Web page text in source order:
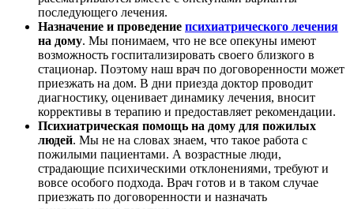
последующего лечения.
Назначение и проведение психиатрического лечения
на дому. Мы понимаем, что не все опекуны имеют
возможность госпитализировать своего близкого в
стационар. Поэтому наш врач по договоренности может
приезжать на дом. В дни приезда доктор проводит
диагностику, оценивает динамику лечения, вносит
коррективы в терапию и предоставляет рекомендации.
Психиатрическая помощь на дому для пожилых
людей. Мы не на словах знаем, что такое работа с
пожилыми пациентами. А возрастные люди,
страдающие психическими отклонениями, требуют и
вовсе особого подхода. Врач готов и в таком случае
приезжать по договоренности и назначать